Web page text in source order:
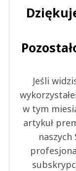
Jeśli
w tym
artykuł